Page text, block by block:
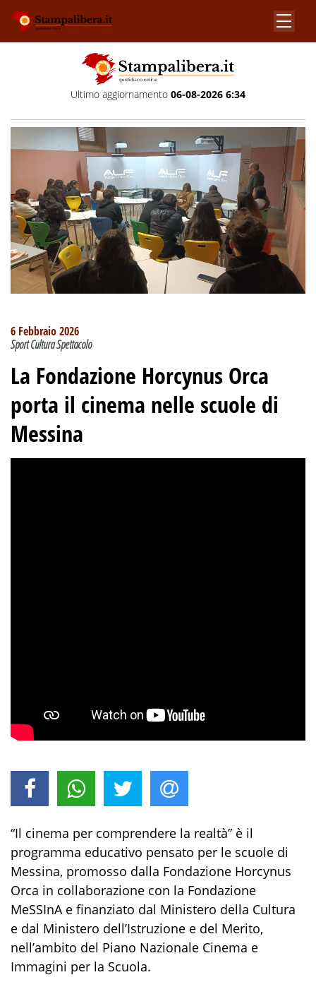
Ultimo aggiornamento 06-08-2026 6:34
6 Febbraio 2026
Sport Cultura Spettacolo
La Fondazione Horcynus Orca
porta il cinema nelle scuole di
Messina
“Il cinema per comprendere la realtà” è il
programma educativo pensato per le scuole di
Messina, promosso dalla Fondazione Horcynus
Orca in collaborazione con la Fondazione
MeSSInA e finanziato dal Ministero della Cultura
e dal Ministero dell’Istruzione e del Merito,
nell’ambito del Piano Nazionale Cinema e
Immagini per la Scuola.